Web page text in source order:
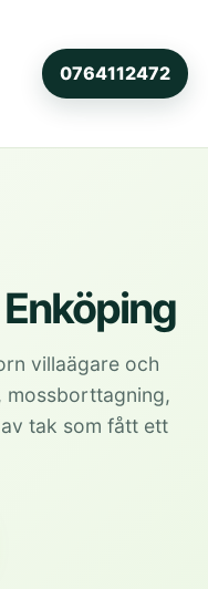
0764112472
villaägare och
mossborttagning,
tak som fått ett